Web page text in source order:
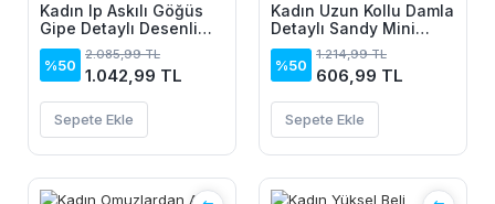
Kadın Ip Askılı Göğüs
Gipe Detaylı Desenli
Uzun Süprem Elbise
%50
2.085,99 TL
1.042,99 TL
Sepete Ekle
Kadın Uzun Kollu Damla
Detaylı Sandy Mini
Elbise
%50
1.214,99 TL
606,99 TL
Sepete Ekle